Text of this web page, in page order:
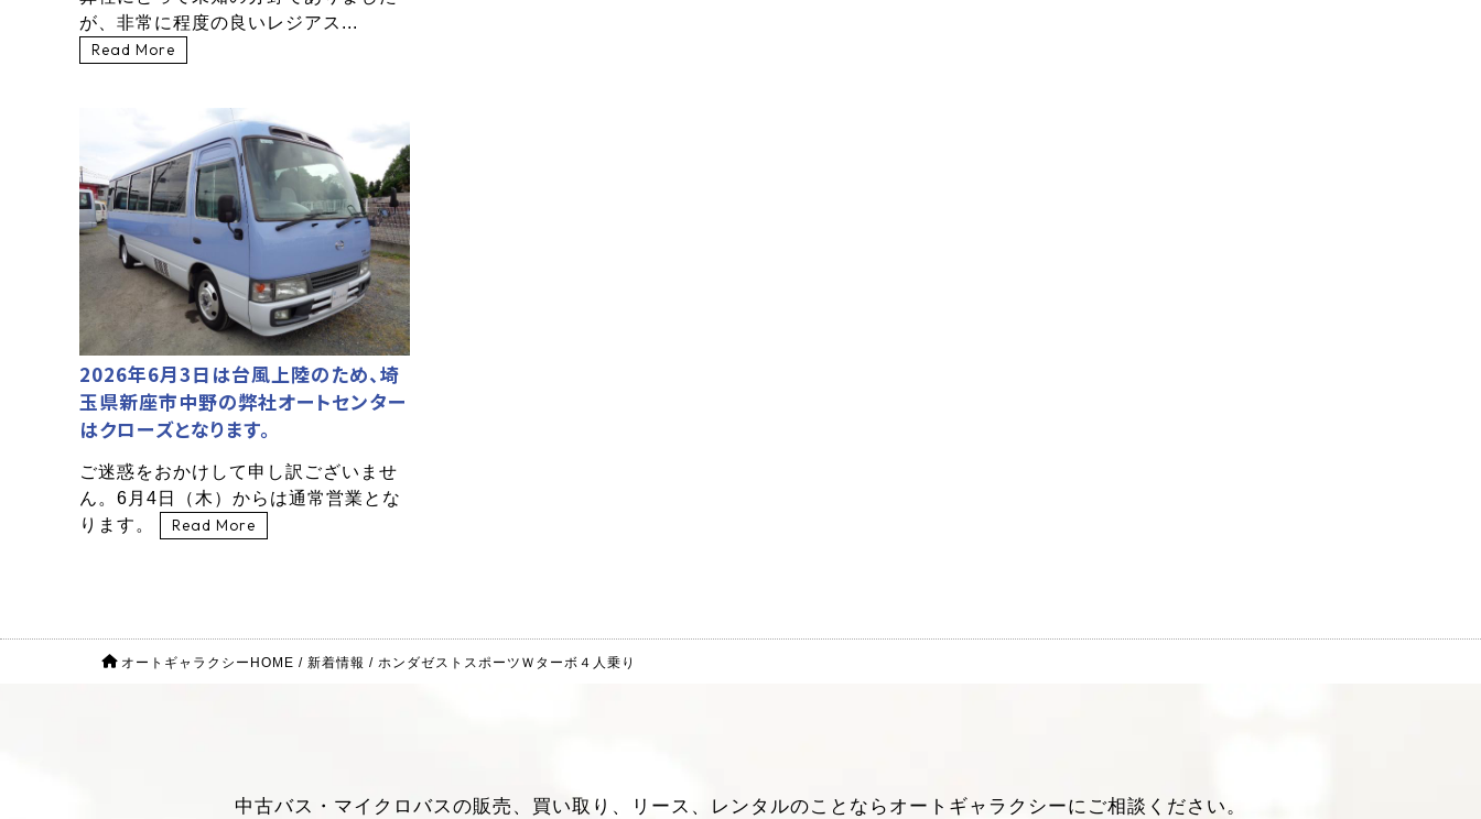
が、非常に程度の良いレジアス...
Read More
2026年6月3日は台風上陸のため、埼
玉県新座市中野の弊社オートセンター
はクローズとなります。
ご迷惑をおかけして申し訳ございませ
ん。6月4日（木）からは通常営業とな
ります。
Read More
オートギャラクシーHOME / 新着情報 / ホンダゼストスポーツＷターボ４人乗り
中古バス・マイクロバスの販売、買い取り、リース、レンタルのことなら オートギャラクシーにご相談ください。